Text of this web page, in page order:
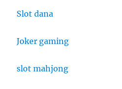
Slot dana
Joker gaming
slot mahjong